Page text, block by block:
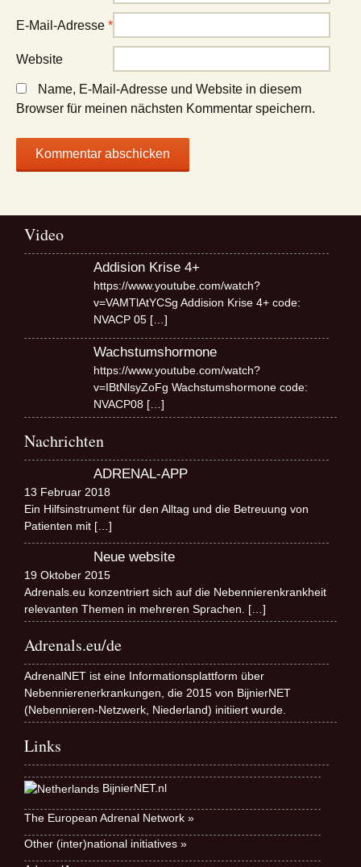
E-Mail-Adresse *
Website
Name, E-Mail-Adresse und Website in diesem
Browser für meinen nächsten Kommentar speichern.
Video
Addision Krise 4+
https://www.youtube.com/watch?
v=VAMTlAtYCSg Addision Krise 4+ code:
NVACP 05[…]
Wachstumshormone
https://www.youtube.com/watch?
v=IBtNlsyZoFg Wachstumshormone code:
NVACP08 […]
Nachrichten
ADRENAL-APP
13 Februar 2018
Ein Hilfsinstrument für den Alltag und die Betreuung von
Patienten mit […]
Neue website
19 Oktober 2015
Adrenals.eu konzentriert sich auf die Nebennierenkrankheit
relevanten Themen in mehreren Sprachen. […]
Adrenals.eu/de
AdrenalNET ist eine Informationsplattform über
Nebennierenerkrankungen, die 2015 von BijnierNET
(Nebennieren-Netzwerk, Niederland) initiiert wurde.
Links
BijnierNET.nl
The European Adrenal Network »
Other (inter)national initiatives »